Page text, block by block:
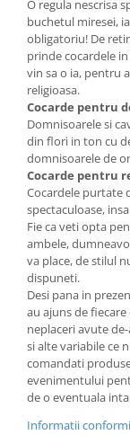
O regula nescrisa
buchetul miresei,
obligatoriu! De
prinde cocardele
vin sa o ia, pentru
religioasa.
Cocarde pentru
Domnisoarele si
din flori in ton cu
domnisoarele de
Cocarde pentru
Cocardele purtate
spectaculoase,
Fie ca veti opta
ambele,
va place, de stilul
dispuneti.
Desi pana in
au ajuns de
neplaceri avute
si alte variabile ce
comandati
evenimentului
de o eventuala
Informatii